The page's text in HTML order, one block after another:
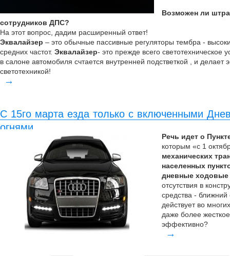
Возможен ли
сотрудников ДПС?
На этот вопрос, дадим расширенный ответ!
Эквалайзер – это обычные пассивные регуляторы тембра -
средних частот. Эквалайзер- это прежде всего светотехническое
в салоне автомобиля счтается внутренней подстветкой , и делает
светотехникой!
→
С 15го марта езда только с включенными
огнями
Речь идет о
которым «с 1
механических
населенных
дневные ходовые
отсутствия в
средства -
действует во
даже более
эффективно?
→